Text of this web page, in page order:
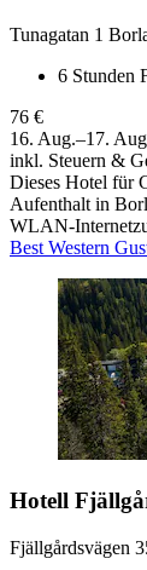
Tunagatan 1
6 Stunden
76 €
16. Aug.–17.
inkl. Steuern &
Dieses Hotel für
Aufenthalt in
WLAN-
Best Western
Hotell
Fjällgårdsvägen